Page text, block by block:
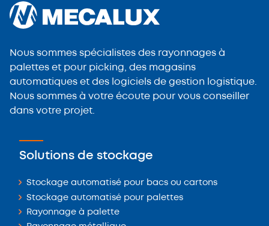
Nous sommes spécialistes des rayonnages à
palettes et pour picking, des magasins
automatiques et des logiciels de gestion logistique.
Nous sommes à votre écoute pour vous conseiller
dans votre projet.
Solutions de stockage
Stockage automatisé pour bacs ou cartons
Stockage automatisé pour palettes
Rayonnage à palette